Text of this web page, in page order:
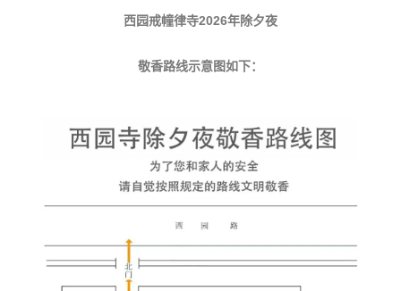
西园戒幢律寺2026年除夕夜
敬香路线示意图如下：